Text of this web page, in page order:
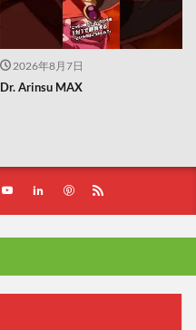
2026年8月7日
Dr. Arinsu MAX